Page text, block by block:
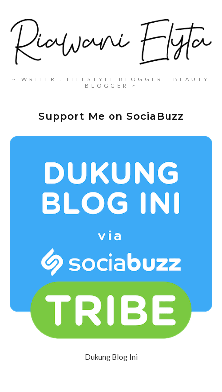
~ WRITER . LIFESTYLE BLOGGER . BEAUTY
BLOGGER ~
Support Me on SociaBuzz
Dukung Blog Ini